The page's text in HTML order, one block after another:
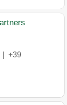
+39